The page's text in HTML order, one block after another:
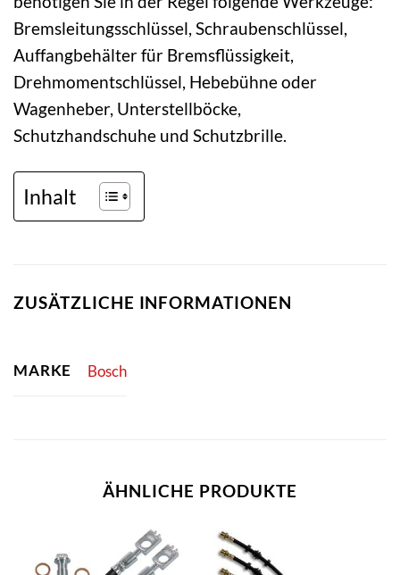
Bremsleitungsschlüssel, Schraubenschlüssel,
Auffangbehälter für Bremsflüssigkeit,
Drehmomentschlüssel, Hebebühne oder
Wagenheber, Unterstellböcke,
Schutzhandschuhe und Schutzbrille.
Inhalt
ZUSÄTZLICHE INFORMATIONEN
MARKE Bosch
ÄHNLICHE PRODUKTE